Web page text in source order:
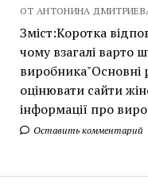
ОТ АНТОНИНА
Зміст:Коротка
чому взагалі варто
виробника"Основні
оцінювати сайти
інформації про
Оставить комментарий